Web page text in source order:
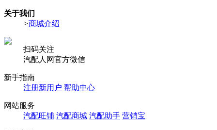
关于我们
>商城介绍
扫码关注
汽配人网官方微信
新手指南
注册新用户 帮助中心
网站服务
汽配旺铺 汽配商城 汽配助手 营销宝